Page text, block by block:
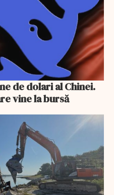
de dolari al Chinei.
vine la bursă